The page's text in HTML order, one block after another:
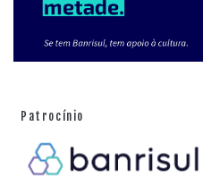
Patrocínio